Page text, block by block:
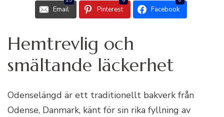
Email Pinterest Facebook
Hemtrevlig och
smältande läckerhet
Odenselängd är ett traditionellt bakverk från
Odense, Danmark, känt för sin rika fyllning av